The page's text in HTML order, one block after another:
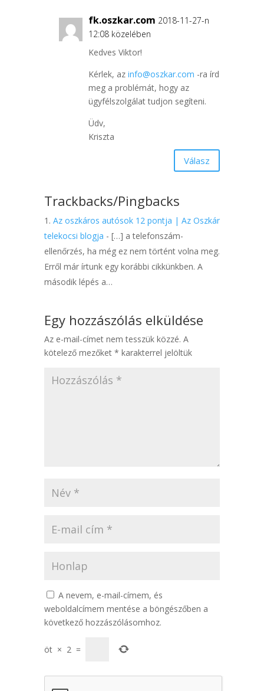
fk.oszkar.com 2018-11-27-n
12:08 közelében
Kedves Viktor!
Kérlek, az info@oszkar.com -ra írd
meg a problémát, hogy az
ügyfélszolgálat tudjon segíteni.
Üdv,
Kriszta
Válasz
Trackbacks/Pingbacks
Az oszkáros autósok 12 pontja | Az Oszkár
telekocsi blogja - […] a telefonszám-
ellenőrzés, ha még ez nem történt volna meg.
Erről már írtunk egy korábbi cikkünkben. A
második lépés a…
Egy hozzászólás elküldése
Az e-mail-címet nem tesszük közzé. A
kötelező mezőket * karakterrel jelöltük
A nevem, e-mail-címem, és
weboldalcímem mentése a böngészőben a
következő hozzászólásomhoz.
öt × 2 =